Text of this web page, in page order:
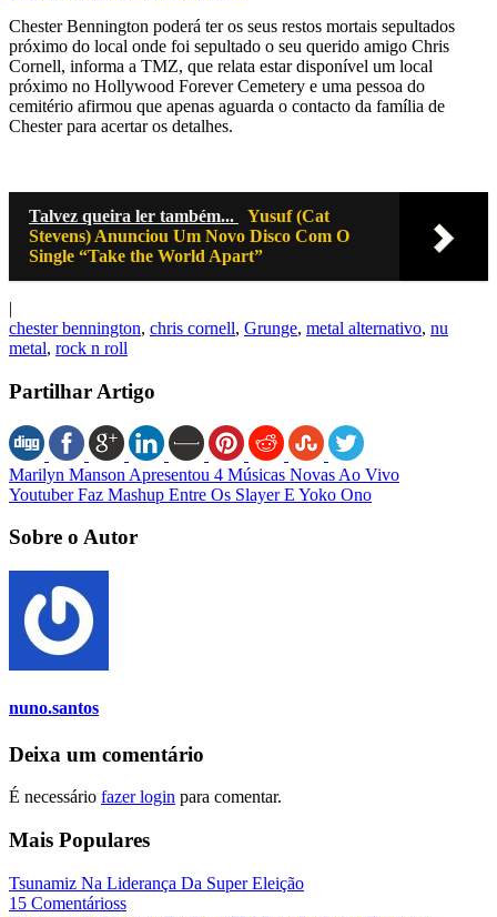
Chester Bennington poderá ter os seus restos mortais sepultados
próximo do local onde foi sepultado o seu querido amigo Chris
Cornell, informa a TMZ, que relata estar disponível um local
próximo no Hollywood Forever Cemetery e uma pessoa do
cemitério afirmou que apenas aguarda o contacto da família de
Chester para acertar os detalhes.
Talvez queira ler também...
Yusuf (Cat
Stevens) Anunciou Um Novo Disco Com O
Single “Take the World Apart”
|
chester bennington, chris cornell, Grunge, metal alternativo, nu
metal, rock n roll
Partilhar Artigo
Marilyn Manson Apresentou 4 Músicas Novas Ao Vivo
Youtuber Faz Mashup Entre Os Slayer E Yoko Ono
Sobre o Autor
nuno.santos
Deixa um comentário
É necessário fazer login para comentar.
Mais Populares
Tsunamiz Na Liderança Da Super Eleição
15 Comentárioss